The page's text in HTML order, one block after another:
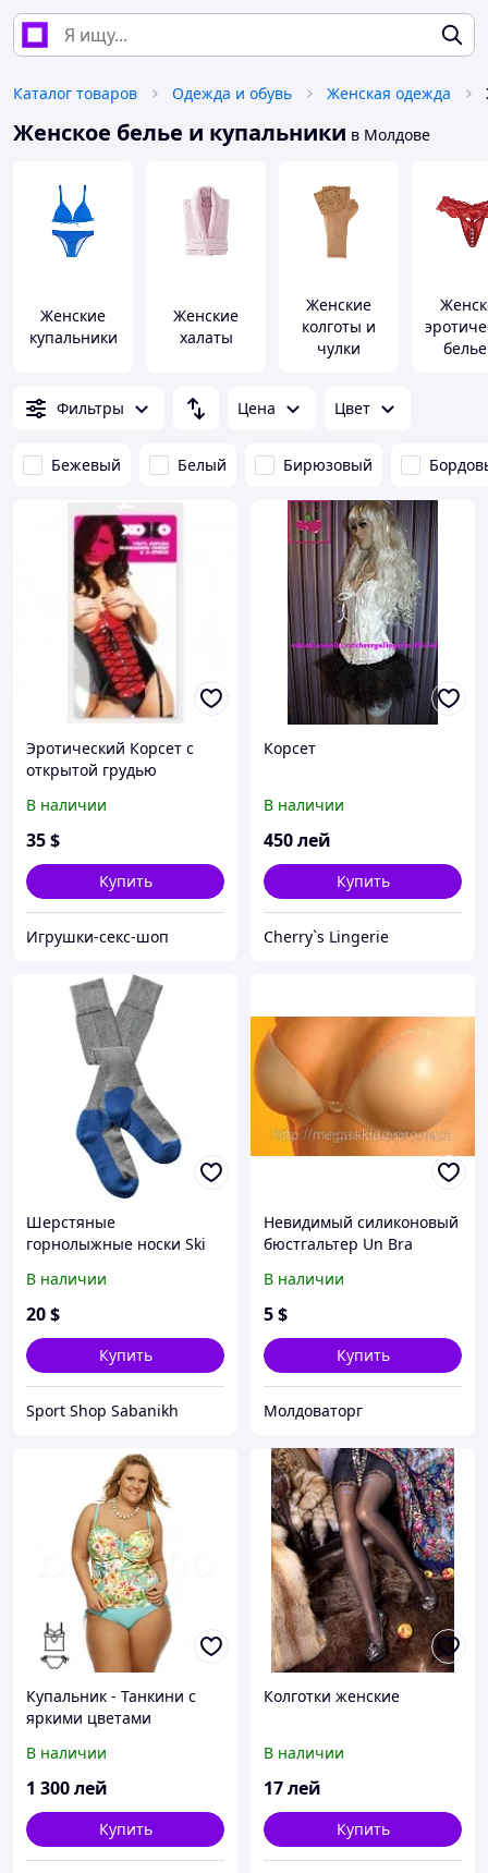
Каталог товаров Одежда и обувь Женская одежда
Женское белье и купальники в Молдове
Женские
купальники
Женские
халаты
Женские
колготы и
чулки
Фильтры
Цена Цвет
Бежевый Белый Бирюзовый
Эротический Корсет с
открытой грудью
В наличии
35$
Купить
Игрушки-секс-шоп
Корсет
В наличии
450лей
Купить
Cherry`s Lingerie
Шерстяные
горнолыжные носки Ski
В наличии
20$
Купить
Sport Shop Sabanikh
Невидимый силиконовый
бюстгальтер Un Bra
В наличии
5$
Купить
Молдоваторг
Купальник - Танкини с
яркими цветами
В наличии
1 300лей
Купить
Колготки женские
В наличии
17лей
Купить